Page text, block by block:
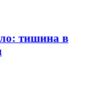
тишина в